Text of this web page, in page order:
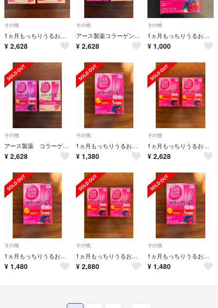
その他
1ヵ月もっちりうるおう コラーゲンCゼリー ピーチ味 個包装(10g×34本入)
¥ 2,628
その他
アース製薬コラーゲンCゼリー ピーチ、アサイーベリー味個包装(10g×34本入)
¥ 2,628
その他
1ヵ月もっちりうるおうコラーゲンCゼリー アサイー・ベリー味(10g*31本入)
¥ 1,000
その他
アース製薬 コラーゲンCゼリー アサイーベリー味、ピーチ味 2箱セット 美容
¥ 2,628
その他
1ヵ月もっちりうるおうコラーゲンCゼリー アサイー・ベリー味(10g*31本入)
¥ 1,380
その他
1ヵ月もっちりうるおうコラーゲンCゼリー アサイー・ベリー味(10g*31本入)
¥ 2,628
その他
1ヵ月もっちりうるおうコラーゲンCゼリー アサイー・ベリー味(10g*31本入)
¥ 1,480
その他
1ヵ月もっちりうるおうコラーゲンCゼリー アサイー・ベリー味(10g*31本入)
¥ 2,880
その他
1ヵ月もっちりうるおうコラーゲンCゼリー アサイー・ベリー味(10g*31本入)
¥ 1,480